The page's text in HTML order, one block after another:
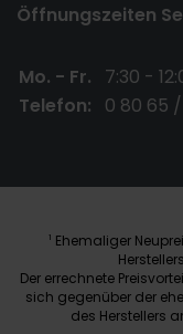
Öffnungszeiten
Mo. - Fr.
7:30 -
Telefon:
0 80 65
1 Ehemaliger
Der errechnete
sich gegenüber der
des Herstellers